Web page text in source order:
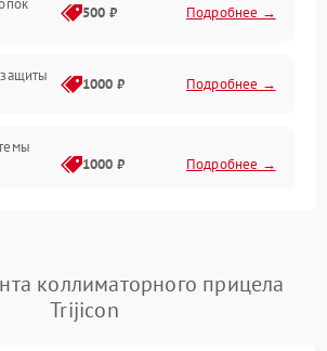
500 ₽ Подробнее →
1000 ₽ Подробнее →
1000 ₽ Подробнее →
коллиматорного прицела
Trijicon